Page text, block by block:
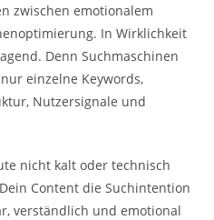
zwischen emotionalem
In Wirklichkeit
Denn Suchmaschinen
einzelne Keywords,
Nutzersignale und
nicht kalt oder technisch
Content die Suchintention
verständlich und emotional